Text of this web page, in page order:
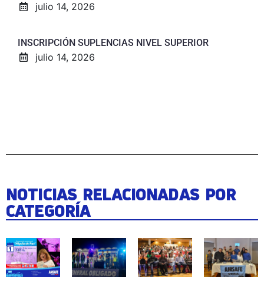
julio 14, 2026
INSCRIPCIÓN SUPLENCIAS NIVEL SUPERIOR
julio 14, 2026
NOTICIAS RELACIONADAS POR
CATEGORÍA